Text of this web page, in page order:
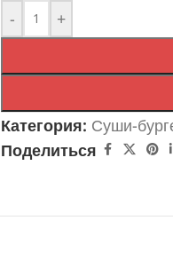
-
+
Категория: Суши-
Поделиться